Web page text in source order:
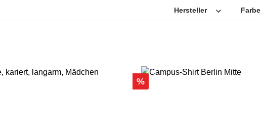
Hersteller Farbe
Rabatt
%